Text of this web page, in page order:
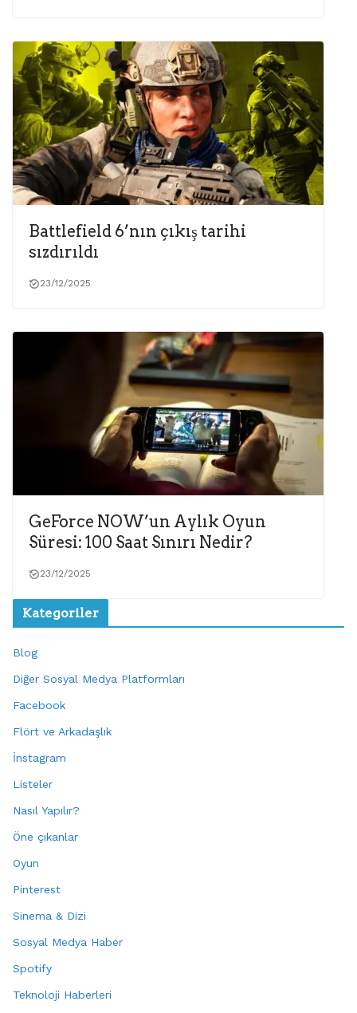
Battlefield 6’nın çıkış tarihi
sızdırıldı
23/12/2025
GeForce NOW’un Aylık Oyun
Süresi: 100 Saat Sınırı Nedir?
23/12/2025
Kategoriler
Blog
Diğer Sosyal Medya Platformları
Facebook
Flört ve Arkadaşlık
İnstagram
Listeler
Nasıl Yapılır?
Öne çıkanlar
Oyun
Pinterest
Sinema & Dizi
Sosyal Medya Haber
Spotify
Teknoloji Haberleri